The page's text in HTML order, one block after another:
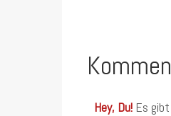
Hey, Du! Es